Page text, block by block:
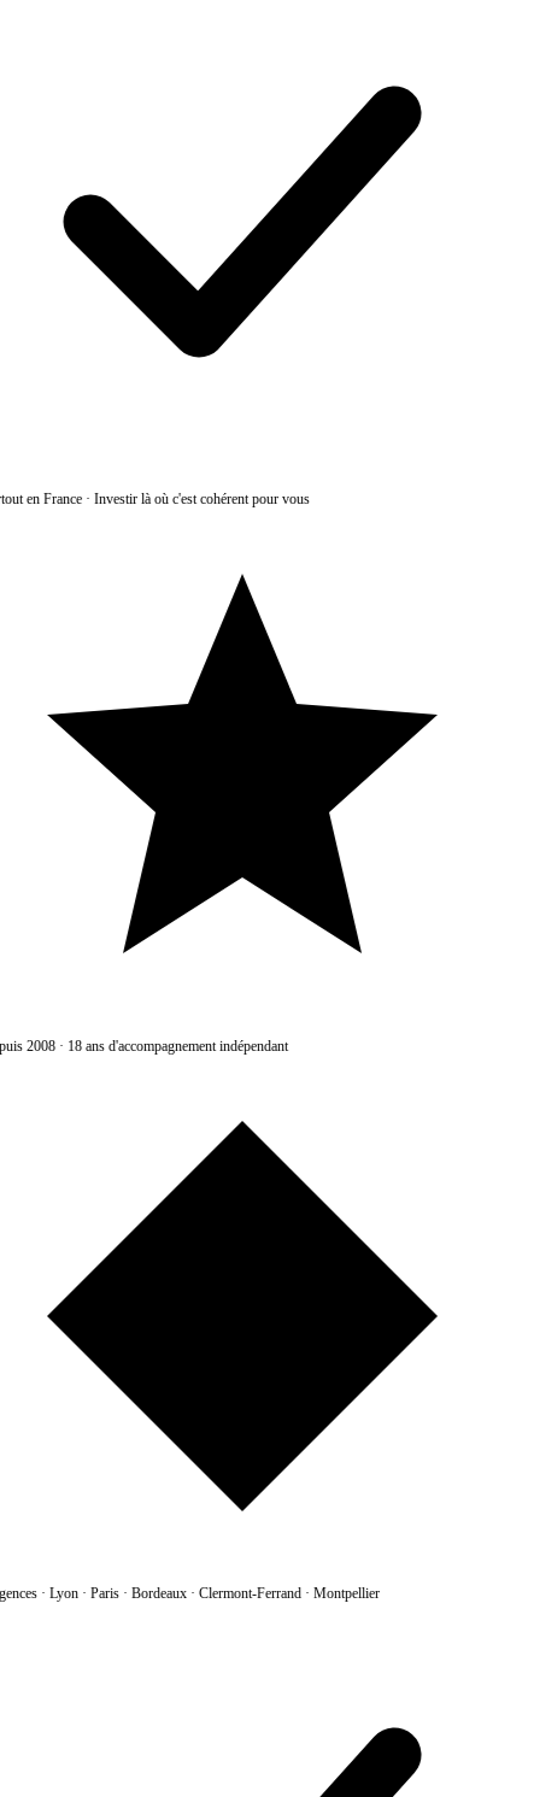
en France·Investir là où c'est cohérent pour vous
2008·18 ans d'accompagnement indépendant
·Lyon · Paris · Bordeaux · Clermont-Ferrand · Montpellier